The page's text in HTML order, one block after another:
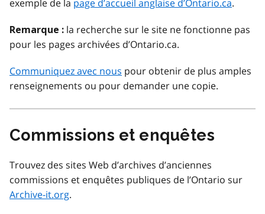
exemple de la page d’accueil anglaise d’Ontario.ca.
Remarque : la recherche sur le site ne fonctionne pas
pour les pages archivées d’Ontario.ca.
Communiquez avec nous pour obtenir de plus amples
renseignements ou pour demander une copie.
Commissions et enquêtes
Trouvez des sites Web d’archives d’anciennes
commissions et enquêtes publiques de l’Ontario sur
Archive-it.org.